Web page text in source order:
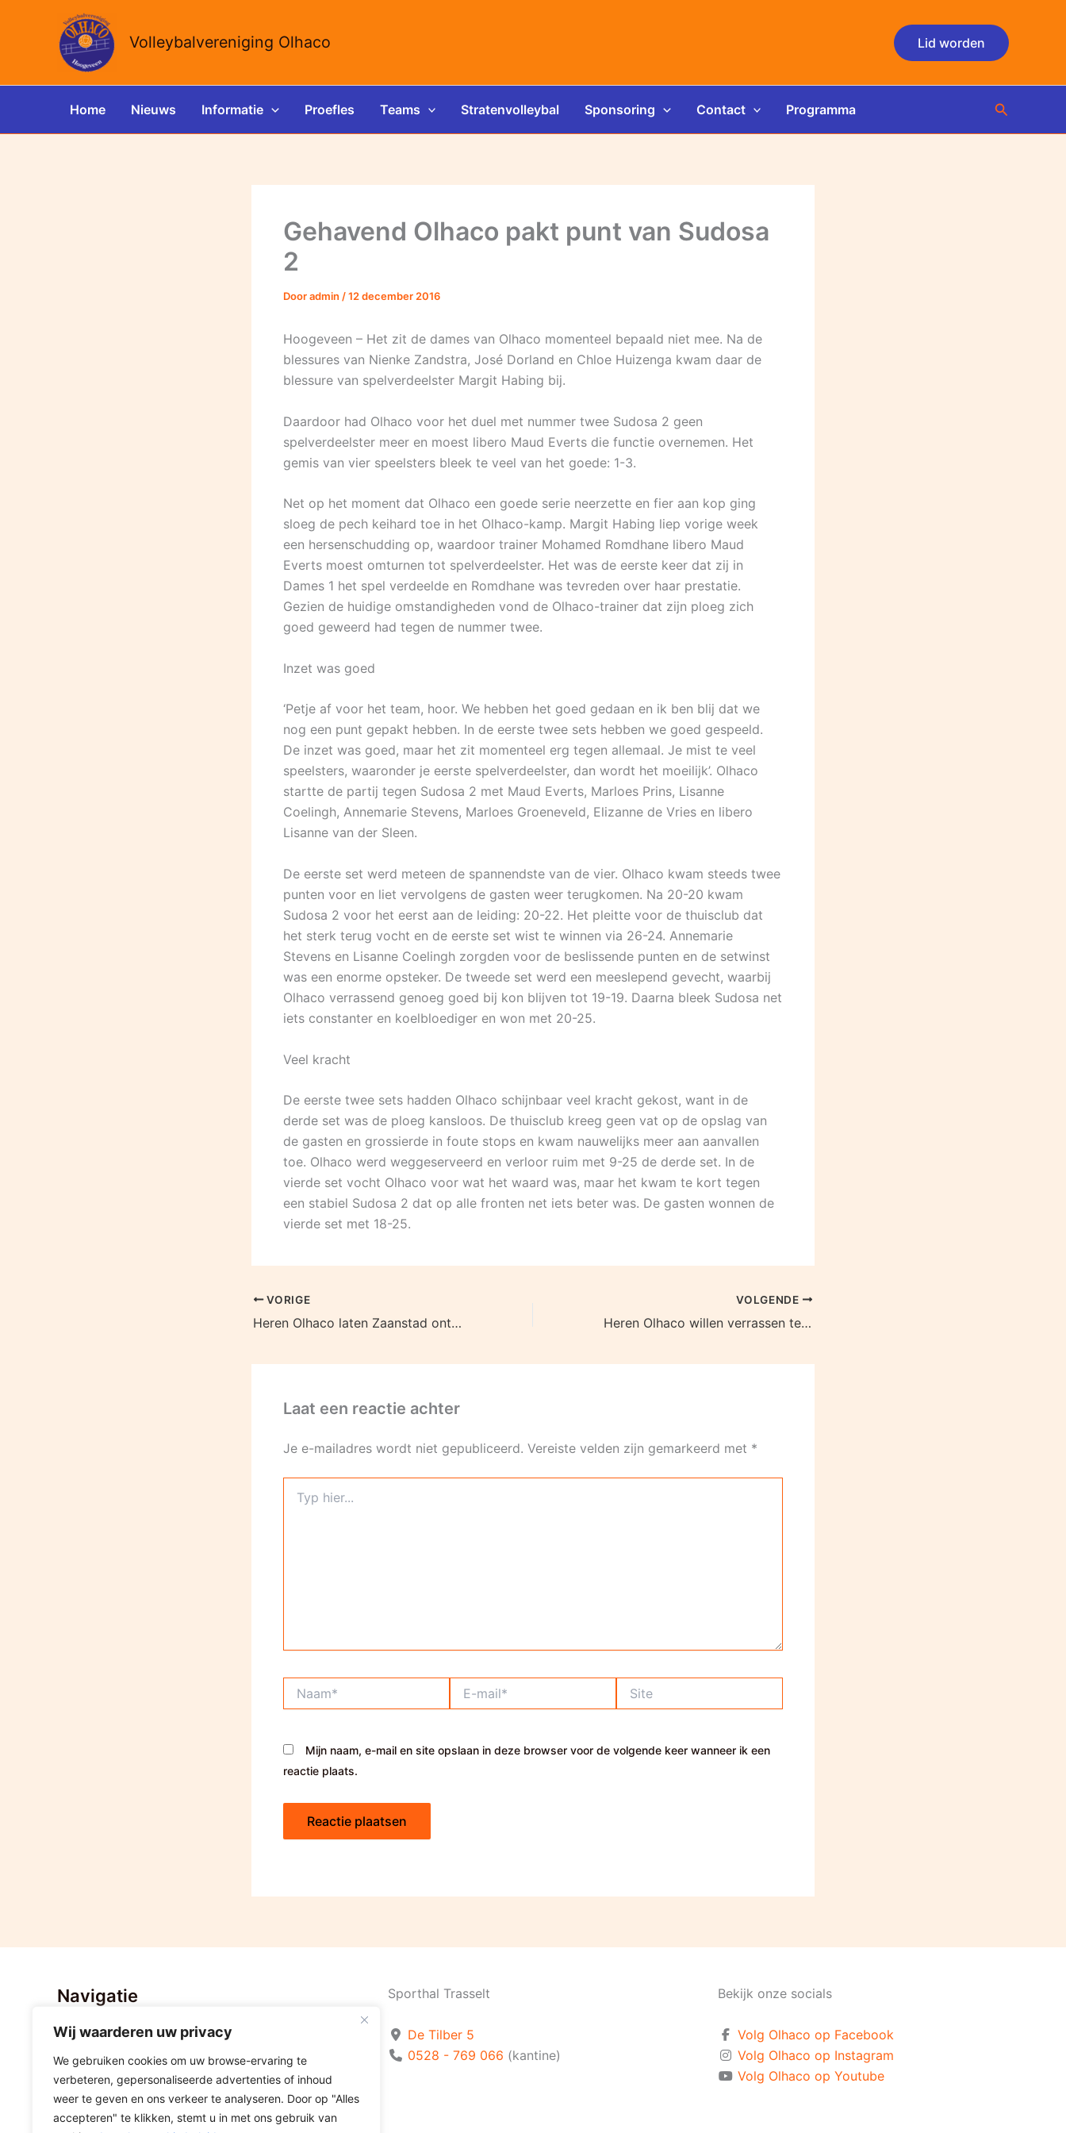
Wij waarderen uw privacy
We gebruiken cookies om uw browse-ervaring te
verbeteren, gepersonaliseerde advertenties of inhoud
weer te geven en ons verkeer te analyseren. Door op "Alles
accepteren" te klikken, stemt u in met ons gebruik van
Volleybalvereniging Olhaco Lid worden
Home Nieuws Informatie Proefles Teams Stratenvolleybal Sponsoring Contact Programma Zoeken
Gehavend Olhaco pakt punt van Sudosa
2
Dooradmin /12 december 2016
Hoogeveen – Het zit de dames van Olhaco momenteel bepaald niet mee. Na de
blessures van Nienke Zandstra, José Dorland en Chloe Huizenga kwam daar de
blessure van spelverdeelster Margit Habing bij.
Daardoor had Olhaco voor het duel met nummer twee Sudosa 2 geen
spelverdeelster meer en moest libero Maud Everts die functie overnemen. Het
gemis van vier speelsters bleek te veel van het goede: 1-3.
Net op het moment dat Olhaco een goede serie neerzette en fier aan kop ging
sloeg de pech keihard toe in het Olhaco-kamp. Margit Habing liep vorige week
een hersenschudding op, waardoor trainer Mohamed Romdhane libero Maud
Everts moest omturnen tot spelverdeelster. Het was de eerste keer dat zij in
Dames 1 het spel verdeelde en Romdhane was tevreden over haar prestatie.
Gezien de huidige omstandigheden vond de Olhaco-trainer dat zijn ploeg zich
goed geweerd had tegen de nummer twee.
Inzet was goed
‘Petje af voor het team, hoor. We hebben het goed gedaan en ik ben blij dat we
nog een punt gepakt hebben. In de eerste twee sets hebben we goed gespeeld.
De inzet was goed, maar het zit momenteel erg tegen allemaal. Je mist te veel
speelsters, waaronder je eerste spelverdeelster, dan wordt het moeilijk’. Olhaco
startte de partij tegen Sudosa 2 met Maud Everts, Marloes Prins, Lisanne
Coelingh, Annemarie Stevens, Marloes Groeneveld, Elizanne de Vries en libero
Lisanne van der Sleen.
De eerste set werd meteen de spannendste van de vier. Olhaco kwam steeds twee
punten voor en liet vervolgens de gasten weer terugkomen. Na 20-20 kwam
Sudosa 2 voor het eerst aan de leiding: 20-22. Het pleitte voor de thuisclub dat
het sterk terug vocht en de eerste set wist te winnen via 26-24. Annemarie
Stevens en Lisanne Coelingh zorgden voor de beslissende punten en de setwinst
was een enorme opsteker. De tweede set werd een meeslepend gevecht, waarbij
Olhaco verrassend genoeg goed bij kon blijven tot 19-19. Daarna bleek Sudosa net
iets constanter en koelbloediger en won met 20-25.
Veel kracht
De eerste twee sets hadden Olhaco schijnbaar veel kracht gekost, want in de
derde set was de ploeg kansloos. De thuisclub kreeg geen vat op de opslag van
de gasten en grossierde in foute stops en kwam nauwelijks meer aan aanvallen
toe. Olhaco werd weggeserveerd en verloor ruim met 9-25 de derde set. In de
vierde set vocht Olhaco voor wat het waard was, maar het kwam te kort tegen
een stabiel Sudosa 2 dat op alle fronten net iets beter was. De gasten wonnen de
vierde set met 18-25.
VORIGE
Heren Olhaco laten Zaanstad ontsnappen
VOLGENDE
Heren Olhaco willen verrassen tegen Compaen
Laat een reactie achter
Je e-mailadres wordt niet gepubliceerd. Vereiste velden zijn gemarkeerd met *
hier...
mail*
Mijn naam, e-mail en site opslaan in deze browser voor de volgende keer wanneer ik een
reactie plaats.
Navigatie
Home
Nieuws
Stratenvolleybal Hoogeveen
Lid worden
Sponsoring
Sporthal Trasselt
De Tilber 5
0528 - 769 066 (kantine)
Bekijk onze socials
Volg Olhaco op Facebook
Volg Olhaco op Instagram
Volg Olhaco op Youtube